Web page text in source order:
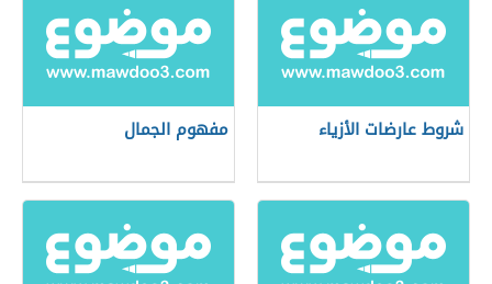
شروط عارضات الأزياء مفهوم الجمال